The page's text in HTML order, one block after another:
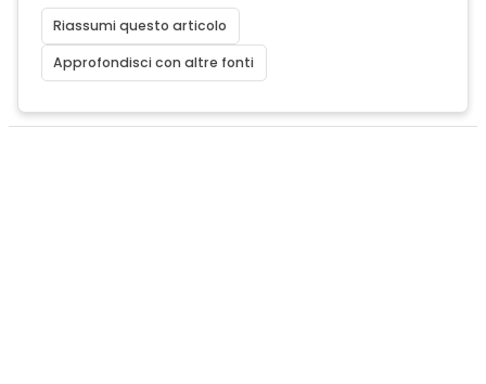
Riassumi questo articolo
Approfondisci con altre fonti